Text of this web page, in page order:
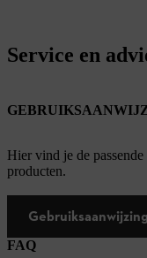
Service en
Hier vind je de
producten.
FAQ